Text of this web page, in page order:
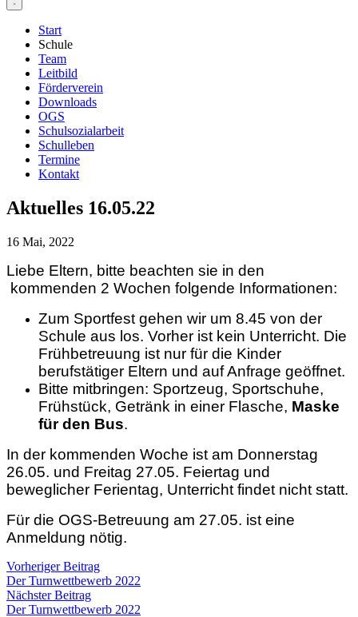
Start
Schule
Team
Leitbild
Förderverein
Downloads
OGS
Schulsozialarbeit
Schulleben
Termine
Kontakt
Aktuelles 16.05.22
16 Mai, 2022
Liebe Eltern, bitte beachten sie in den
kommenden 2 Wochen folgende Informationen:
Zum Sportfest gehen wir um 8.45 von der
Schule aus los. Vorher ist kein Unterricht. Die
Frühbetreuung ist nur für die Kinder
berufstätiger Eltern und auf Anfrage geöffnet.
Bitte mitbringen: Sportzeug, Sportschuhe,
Frühstück, Getränk in einer Flasche, Maske
für den Bus.
In der kommenden Woche ist am Donnerstag
26.05. und Freitag 27.05. Feiertag und
beweglicher Ferientag, Unterricht findet nicht statt.
Für die OGS-Betreuung am 27.05. ist eine
Anmeldung nötig.
Beitragsnavigation
Vorheriger Beitrag
Der Turnwettbewerb 2022
Nächster Beitrag
Der Turnwettbewerb 2022